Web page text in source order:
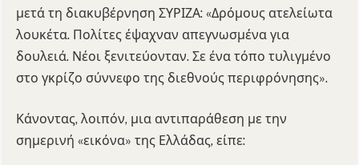
μετά τη διακυβέρνηση ΣΥΡΙΖΑ: «Δρόμους ατελείωτα
λουκέτα. Πολίτες έψαχναν απεγνωσμένα για
δουλειά. Νέοι ξενιτεύονταν. Σε ένα τόπο τυλιγμένο
στο γκρίζο σύννεφο της διεθνούς περιφρόνησης».
Κάνοντας, λοιπόν, μια αντιπαράθεση με την
σημερινή «εικόνα» της Ελλάδας, είπε: